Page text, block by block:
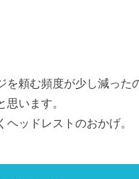
を頼む頻度が少し減った
思います。
ヘッドレストのおかげ。